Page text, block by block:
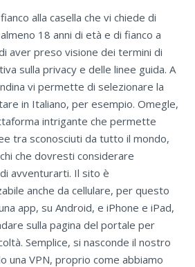
alla casella che vi chiede di
18 anni di età e di fianco a
aver preso visione dei termini di
sulla privacy e delle linee guida. A
vi permette di selezionare la
in Italiano, per esempio. Omegle,
intrigante che permette
tra sconosciuti da tutto il mondo,
che dovresti considerare
avventurarti. Il sito è
anche da cellulare, per questo
app, su Android, e iPhone e iPad,
sulla pagina del portale per
Semplice, si nasconde il nostro
una VPN, proprio come abbiamo